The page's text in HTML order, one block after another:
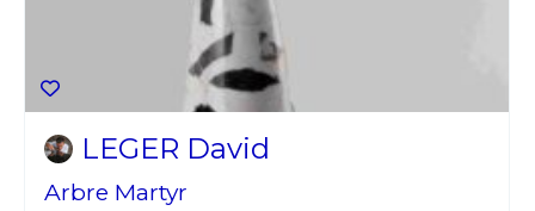
LEGER David
Arbre Martyr